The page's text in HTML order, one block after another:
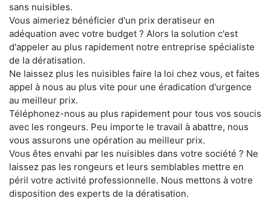
sans nuisibles.
Vous aimeriez bénéficier d'un prix deratiseur en
adéquation avec votre budget ? Alors la solution c'est
d'appeler au plus rapidement notre entreprise spécialiste
de la dératisation.
Ne laissez plus les nuisibles faire la loi chez vous, et faites
appel à nous au plus vite pour une éradication d'urgence
au meilleur prix.
Téléphonez-nous au plus rapidement pour tous vos soucis
avec les rongeurs. Peu importe le travail à abattre, nous
vous assurons une opération au meilleur prix.
Vous êtes envahi par les nuisibles dans votre société ? Ne
laissez pas les rongeurs et leurs semblables mettre en
péril votre activité professionnelle. Nous mettons à votre
disposition des experts de la dératisation.